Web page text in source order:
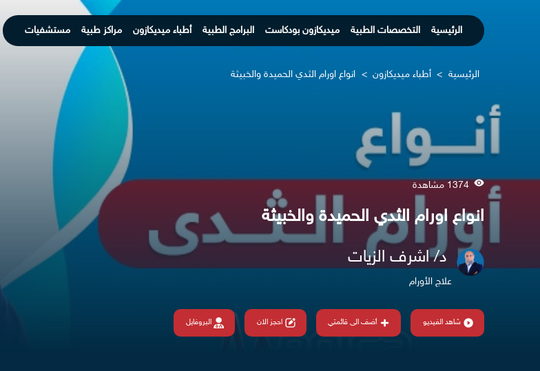
الرئيسية التخصصات الطبية ميديكازون بودكاست البرامج الطبية أطباء ميديكازون مراكز طبية مستشفيات
الرئيسية > أطباء ميديكازون > انواع اورام الثدي الحميدة والخبيثة
1374 مشاهدة
انواع اورام الثدي الحميدة والخبيثة
د/ اشرف الزيات
علاج الأورام
شاهد الفيديو أضف الى قائمتي احجز الان البروفايل